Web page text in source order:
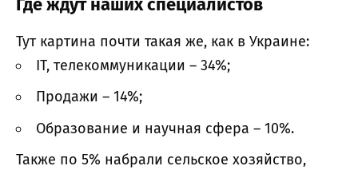
Тут картина почти такая же, как в Украине:
IT, телекоммуникации – 34%;
Продажи – 14%;
Образование и научная сфера – 10%.
Также по 5% набрали сельское хозяйство,